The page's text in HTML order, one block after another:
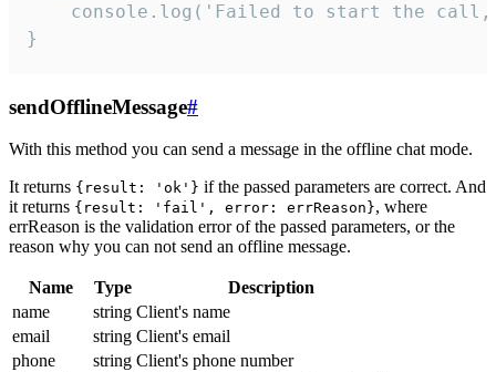
console.log('Failed to start the
}
sendOfflineMessage#
With this method you can send a message in the offline chat mode.
It returns {result: 'ok'} if the passed parameters are correct. And
it returns {result: 'fail', error: errReason}, where
errReason is the validation error of the passed parameters, or the
reason why you can not send an offline message.
Name Type
Description
name
string Client's name
email
string Client's email
phone
string Client's phone number